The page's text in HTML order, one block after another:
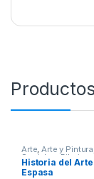
Arte,Arte y Pintura
Sociales Dibujo
Historia, Historia
Profesionales y
Historia del Arte
Espasa